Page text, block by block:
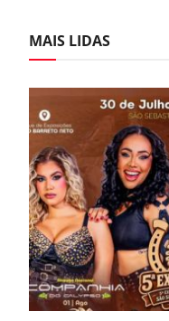
MAIS LIDAS